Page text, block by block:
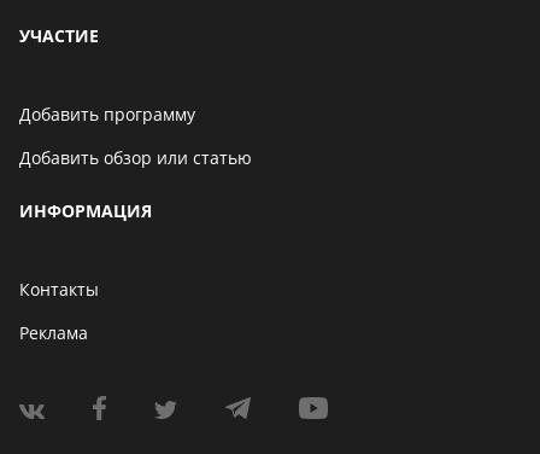
УЧАСТИЕ
Добавить программу
Добавить обзор или статью
ИНФОРМАЦИЯ
Контакты
Реклама